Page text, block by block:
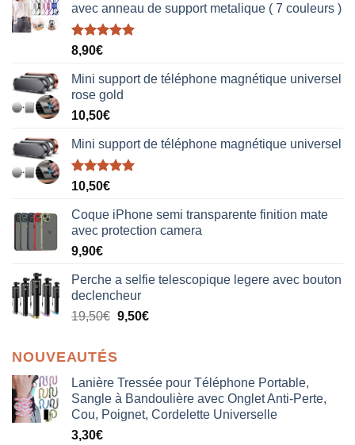
avec anneau de support metalique ( 7 couleurs )
Note5.00
8,90€
Mini support de téléphone magnétique universel
rose gold
10,50€
Mini support de téléphone magnétique universel
Note5.00
10,50€
Coque iPhone semi transparente finition mate
avec protection camera
9,90€
Perche a selfie telescopique legere avec bouton
declencheur
19,50€ 9,50€
NOUVEAUTÉS
Lanière Tressée pour Téléphone Portable,
Sangle à Bandoulière avec Onglet Anti-Perte,
Cou, Poignet, Cordelette Universelle
3,30€